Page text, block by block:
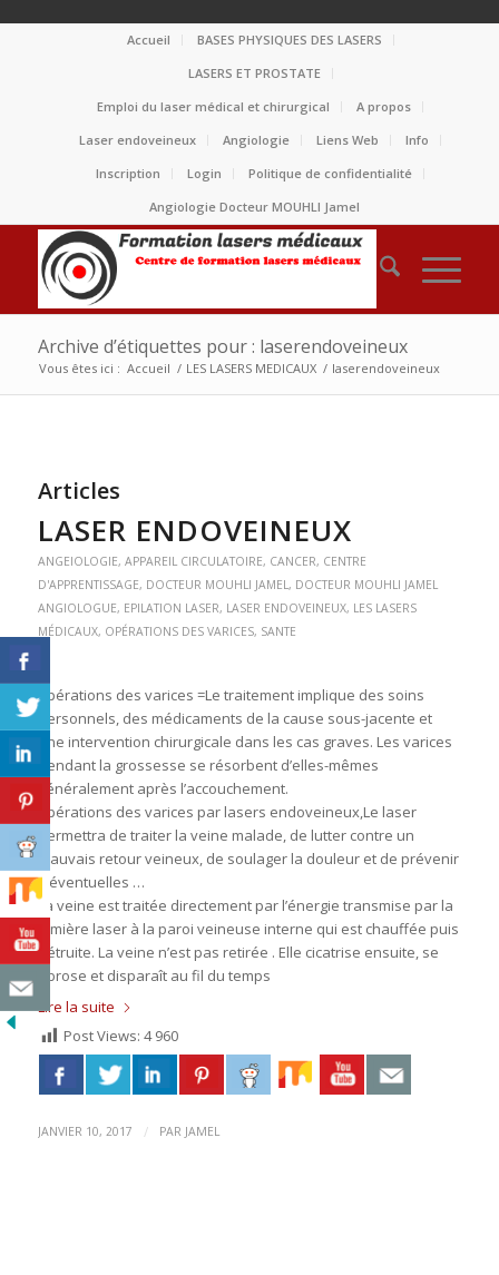
Accueil
BASES PHYSIQUES DES LASERS
LASERS ET PROSTATE
Emploi du laser médical et chirurgical
A propos
Laser endoveineux
Angiologie Liens Web
Info
Inscription
Login
Politique de confidentialité
Angiologie Docteur MOUHLI Jamel
Archive d’étiquettes pour : laserendoveineux
Vous êtes ici : Accueil / LES LASERS MEDICAUX / laserendoveineux
Articles
LASER ENDOVEINEUX
ANGEIOLOGIE, APPAREIL CIRCULATOIRE, CANCER, CENTRE
D'APPRENTISSAGE, DOCTEUR MOUHLI JAMEL, DOCTEUR MOUHLI JAMEL
ANGIOLOGUE, EPILATION LASER, LASER ENDOVEINEUX, LES LASERS
MÉDICAUX, OPÉRATIONS DES VARICES, SANTE
opérations des varices =Le traitement implique des soins
personnels, des médicaments de la cause sous-jacente et
une intervention chirurgicale dans les cas graves. Les varices
pendant la grossesse se résorbent d’elles-mêmes
généralement après l’accouchement.
opérations des varices par lasers endoveineux,Le laser
permettra de traiter la veine malade, de lutter contre un
mauvais retour veineux, de soulager la douleur et de prévenir
d’éventuelles …
La veine est traitée directement par l’énergie transmise par la
lumière laser à la paroi veineuse interne qui est chauffée puis
détruite. La veine n’est pas retirée . Elle cicatrise ensuite, se
fibrose et disparaît au fil du temps
Lire la suite
Post Views: 4 960
JANVIER 10, 2017 / PAR JAMEL